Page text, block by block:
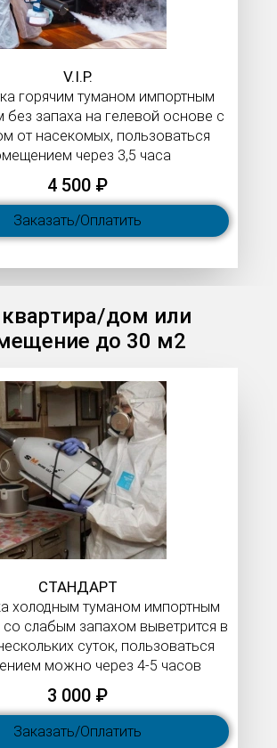
V.I.P.​​​​​​​
горячим туманом импортным
без запаха на гелевой основе с
от насекомых, пользоваться
через 3,5 часа
4 500 ₽
Заказать/Оплатить
дом или
до 30 м2
СТАНДАРТ
холодным туманом импортным
слабым запахом выветрится в
суток, пользоваться
можно через 4-5 часов
3 000 ₽
Заказать/Оплатить